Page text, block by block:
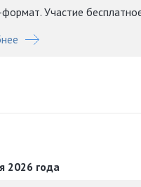
Участие
2026 года